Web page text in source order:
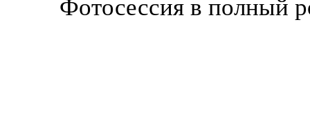
Фотосессия в полный